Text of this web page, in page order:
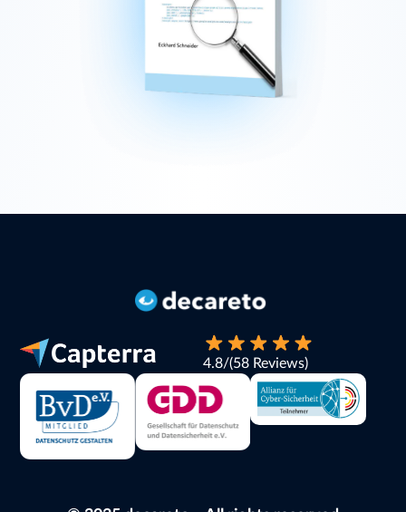
4.8/(58 Reviews)